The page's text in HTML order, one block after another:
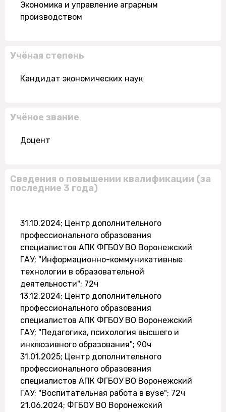
Экономика и управление аграрным
производством
Учёная степень
Кандидат экономических наук
Учёное звание
Доцент
Сведения о повышении квалификации (за
последние 3 года)
31.10.2024; Центр дополнительного
профессионального образования
специалистов АПК ФГБОУ ВО Воронежский
ГАУ; "Информационно-коммуникативные
технологии в образовательной
деятельности"; 72ч
13.12.2024; Центр дополнительного
профессионального образования
специалистов АПК ФГБОУ ВО Воронежский
ГАУ; "Педагогика, психология высшего и
инклюзивного образования"; 90ч
31.01.2025; Центр дополнительного
профессионального образования
специалистов АПК ФГБОУ ВО Воронежский
ГАУ; "Воспитательная работа в вузе"; 72ч
21.06.2024; ФГБОУ ВО Воронежский